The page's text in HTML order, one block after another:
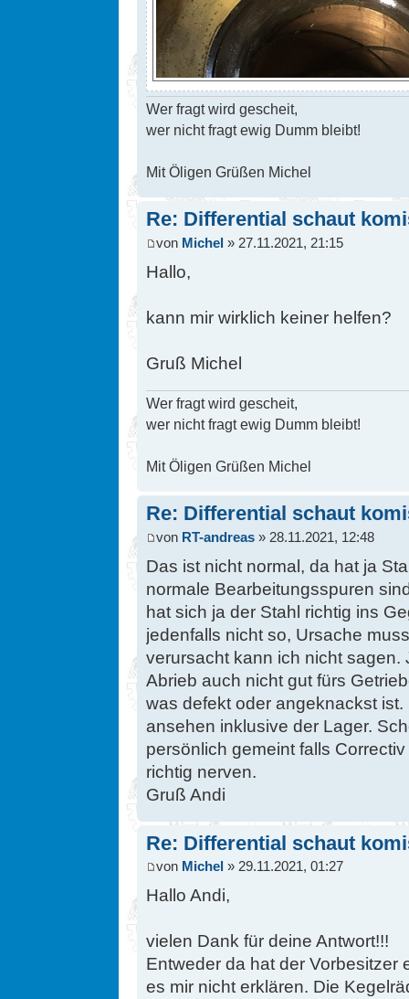
Wer fragt wird gescheit,
wer nicht fragt ewig Dumm bleibt!
Mit Öligen Grüßen Michel
Re: Differential schaut
von Michel » 27.11.2021, 21:15
Hallo,
kann mir wirklich keiner helfen?
Gruß Michel
Wer fragt wird gescheit,
wer nicht fragt ewig Dumm bleibt!
Mit Öligen Grüßen Michel
Re: Differential schaut
von RT-andreas » 28.11.2021, 12:48
Das ist nicht normal, da hat ja
normale Bearbeitungsspuren
hat sich ja der Stahl richtig ins
jedenfalls nicht so, Ursache
verursacht kann ich nicht
Abrieb auch nicht gut fürs
was defekt oder angeknackst
ansehen inklusive der Lager.
persönlich gemeint falls
richtig nerven.
Gruß Andi
Re: Differential schaut
von Michel » 29.11.2021, 01:27
Hallo Andi,
vielen Dank für deine Antwort!!!
Entweder da hat der
es mir nicht erklären. Die